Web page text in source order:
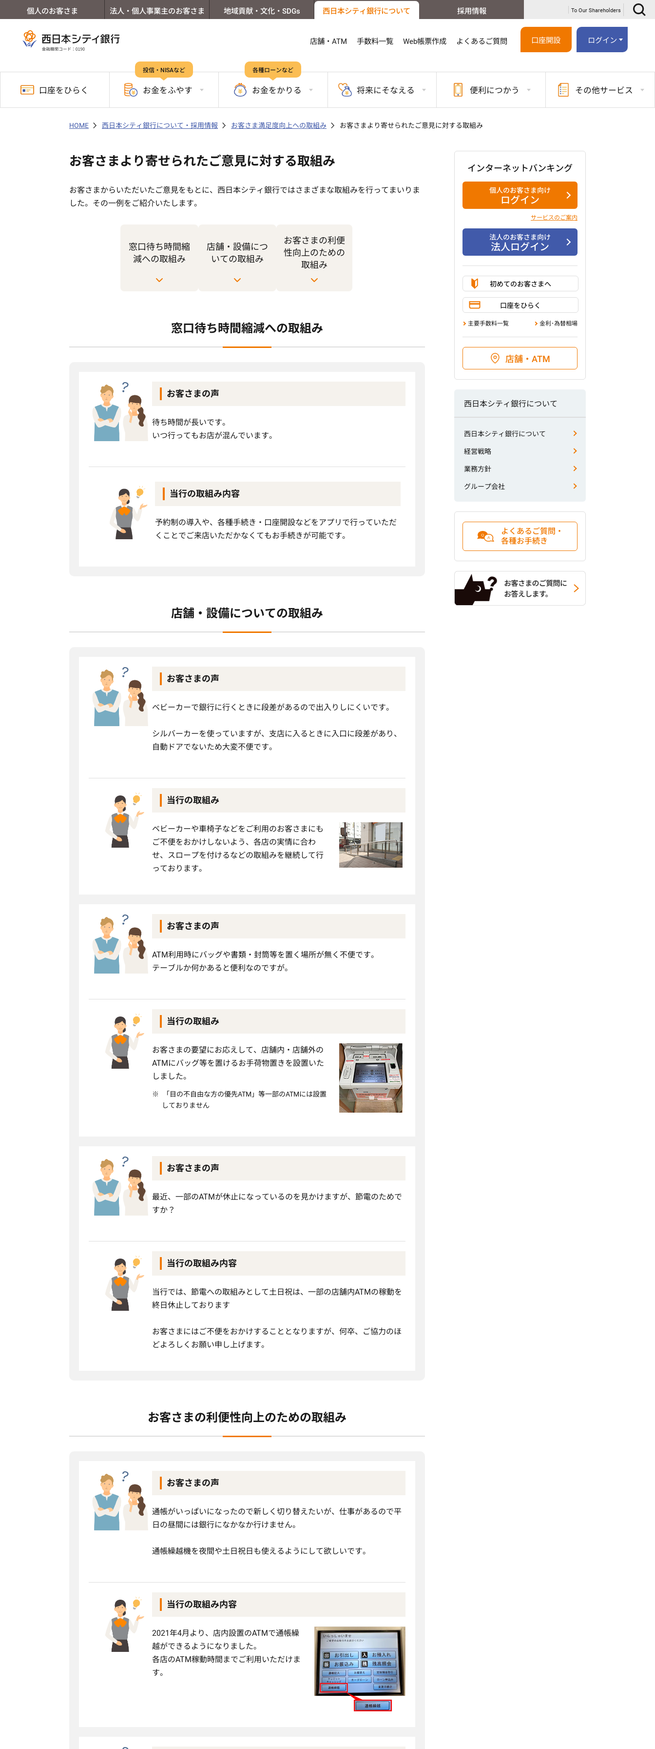
個人のお客さま 法人・個人事業主のお客さま 地域貢献・文化・SDGs 西日本シティ銀行について 採用情報 To Our Shareholders
店舗・ATM 手数料一覧 Web帳票作成 よくあるご質問 口座開設 ログイン
口座を ひらく
投信・NISAなど
お金をふやす
各種ローンなど
お金をかりる 将来にそなえる 便利につかう その他サービス
HOME 西日本シティ銀行について・採用情報 お客さま満足度向上への取組み お客さまより寄せられたご意見に対する取組み
お客さまより寄せられたご意見に対する取組み
お客さまからいただいたご意見をもとに、西日本シティ銀行ではさまざまな取組みを行ってまいりま
した。その一例をご紹介いたします。
窓口待ち時間縮
減への取組み
店舗・設備につ
いての取組み
お客さまの利便
性向上のための
取組み
窓口待ち時間縮減への取組み
お客さまの声
待ち時間が長いです。
いつ行ってもお店が混んでいます。
当行の取組み内容
予約制の導入や、各種手続き・口座開設などをアプリで行っていただ
くことでご来店いただかなくてもお手続きが可能です。
店舗・設備についての取組み
お客さまの声
ベビーカーで銀行に行くときに段差があるので出入りしにくいです。
シルバーカーを使っていますが、支店に入るときに入口に段差があり、
自動ドアでないため大変不便です。
当行の取組み
ベビーカーや車椅子などをご利用のお客さまにも
ご不便をおかけしないよう、各店の実情に合わ
せ、スロープを付けるなどの取組みを継続して行
っております。
お客さまの声
ATM利用時にバッグや書類・封筒等を置く場所が無く不便です。
テーブルか何かあると便利なのですが。
当行の取組み
お客さまの要望にお応えして、店舗内・店舗外の
ATMにバッグ等を置けるお手荷物置きを設置いた
しました。
「目の不自由な方の優先ATM」等一部のATMには設置
しておりません
お客さまの声
最近、一部のATMが休止になっているのを見かけますが、節電のためで
すか？
当行の取組み内容
当行では、節電への取組みとして土日祝は、一部の店舗内ATMの稼動を
終日休止しております
お客さまにはご不便をおかけすることとなりますが、何卒、ご協力のほ
どよろしくお願い申し上げます。
お客さまの利便性向上のための取組み
お客さまの声
通帳がいっぱいになったので新しく切り替えたいが、仕事があるので平
日の昼間には銀行になかなか行けません。
通帳繰越機を夜間や土日祝日も使えるようにして欲しいです。
当行の取組み内容
2021年4月より、店内設置のATMで通帳繰
越ができるようになりました。
各店のATM稼動時間までご利用いただけま
す。
インターネットバンキング
個人のお客さま向け
ログイン
サービスのご案内
法人のお客さま向け
法人ログイン
初めてのお客さまへ
口座をひらく
主要手数料一覧 金利･為替相場
店舗・ATM
西日本シティ銀行について
西日本シティ銀行について
経営戦略
業務方針
グループ会社
よくあるご質問・
各種お手続き